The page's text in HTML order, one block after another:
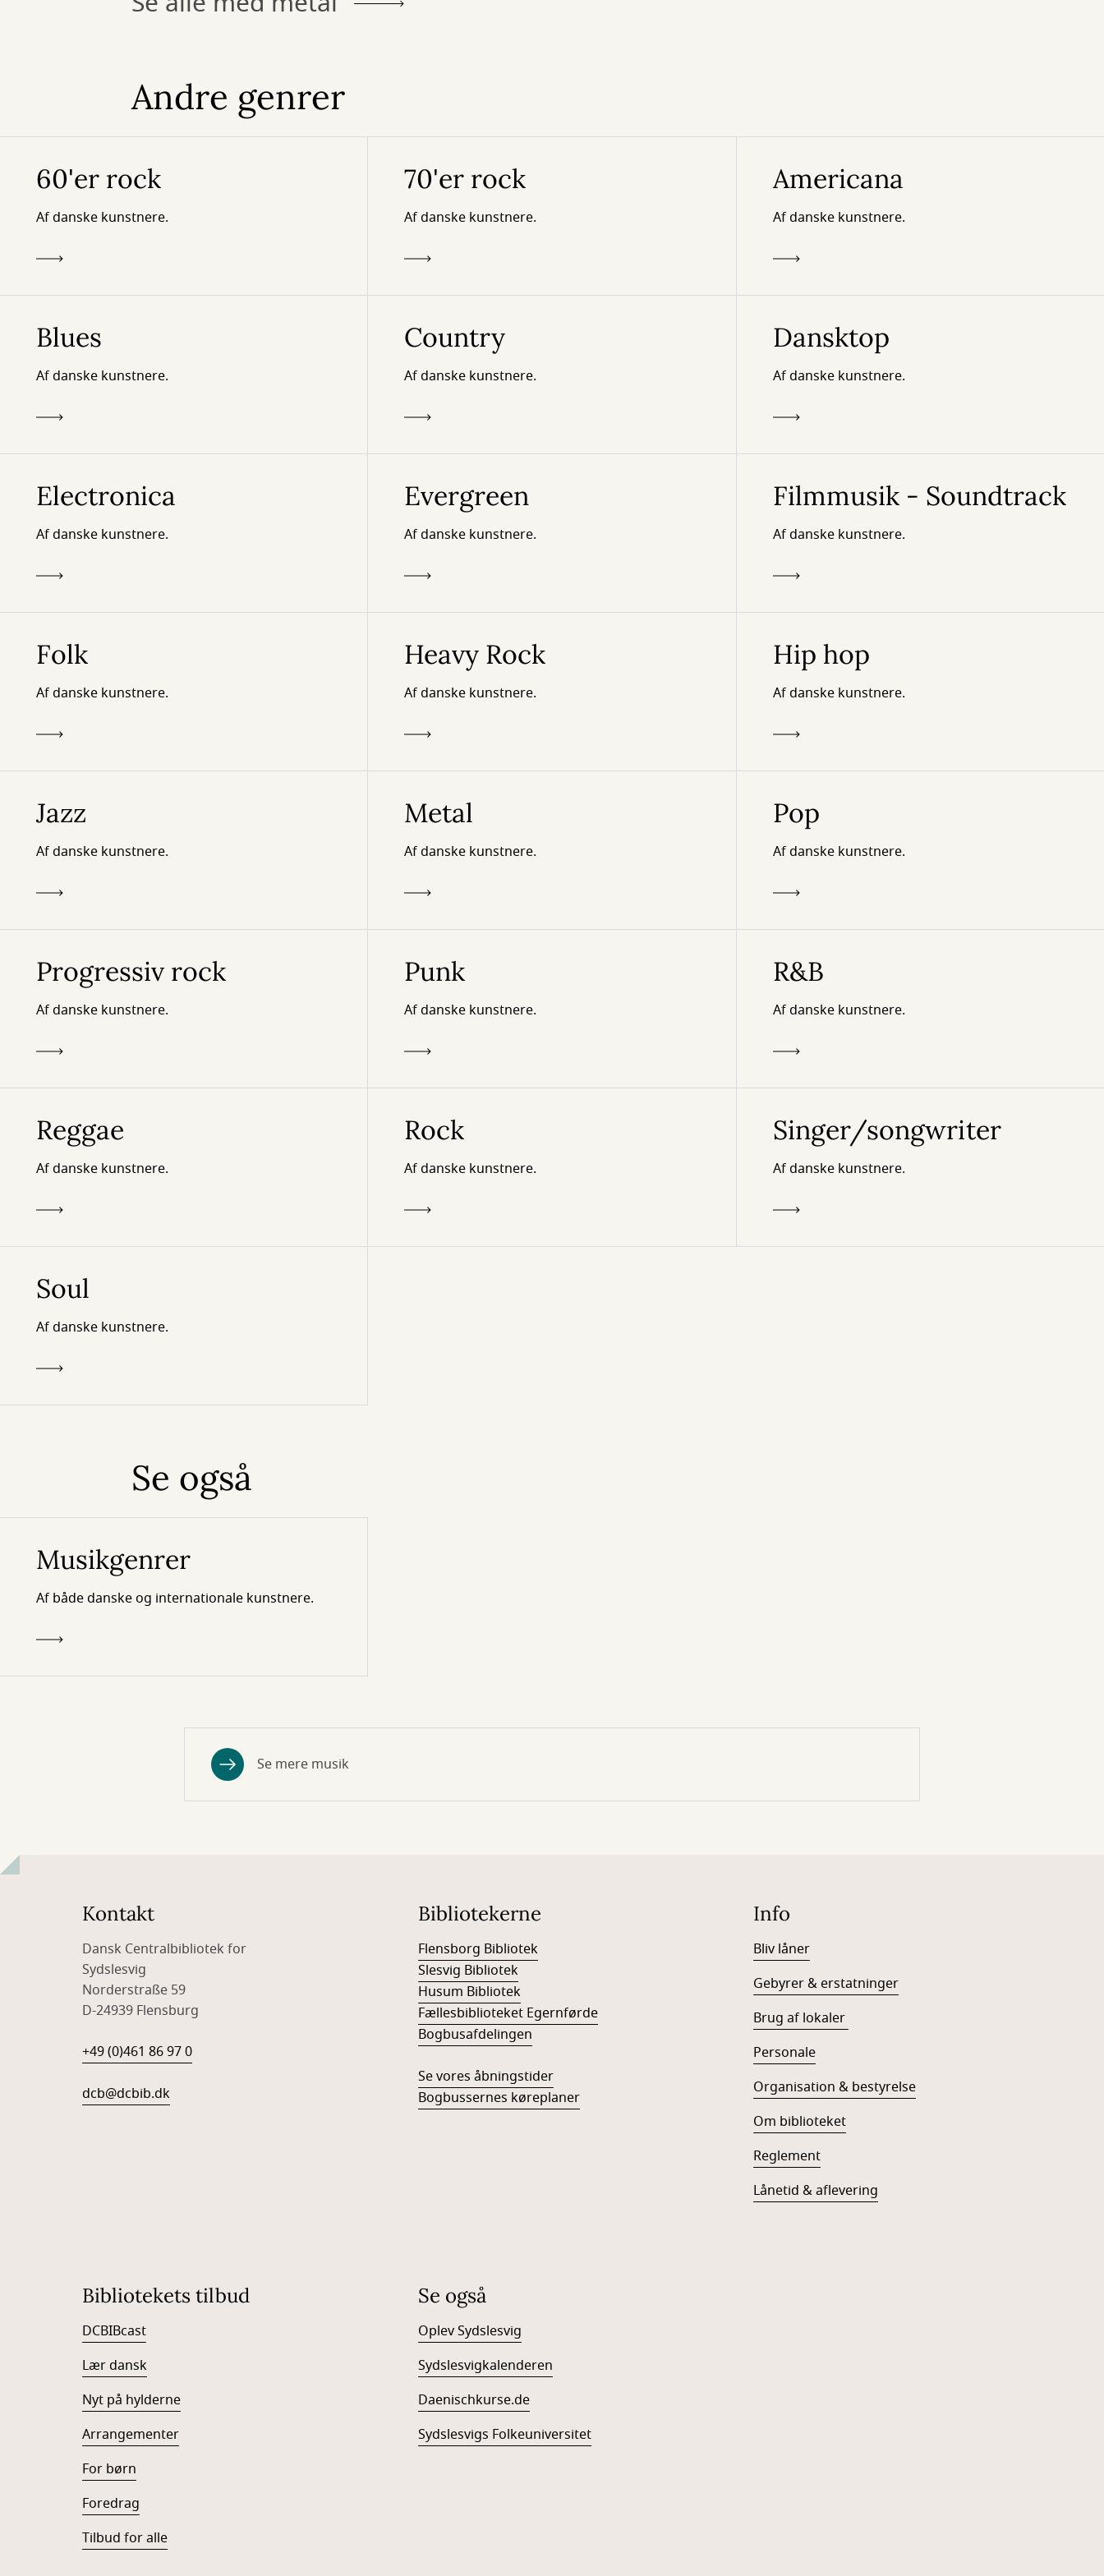
Andre genrer
60'er rock
Af danske kunstnere.
70'er rock
Af danske kunstnere.
Americana
Af danske kunstnere.
Blues
Af danske kunstnere.
Country
Af danske kunstnere.
Dansktop
Af danske kunstnere.
Electronica
Af danske kunstnere.
Evergreen
Af danske kunstnere.
Filmmusik - Soundtrack
Af danske kunstnere.
Folk
Af danske kunstnere.
Heavy Rock
Af danske kunstnere.
Hip hop
Af danske kunstnere.
Jazz
Af danske kunstnere.
Metal
Af danske kunstnere.
Pop
Af danske kunstnere.
Progressiv rock
Af danske kunstnere.
Punk
Af danske kunstnere.
R&B
Af danske kunstnere.
Reggae
Af danske kunstnere.
Rock
Af danske kunstnere.
Singer/songwriter
Af danske kunstnere.
Soul
Af danske kunstnere.
Se også
Musikgenrer
Af både danske og internationale kunstnere.
Se mere musik
Kontakt
Dansk Centralbibliotek for
Sydslesvig
Norderstraße 59
D-24939 Flensburg
+49 (0)461 86 97 0
dcb@dcbib.dk
Bibliotekerne
Flensborg Bibliotek
Slesvig Bibliotek
Husum Bibliotek
Fællesbiblioteket Egernførde
Bogbusafdelingen
Se vores åbningstider
Bogbussernes køreplaner
Info
Bliv låner
Gebyrer & erstatninger
Brug af lokaler
Personale
Organisation & bestyrelse
Om biblioteket
Reglement
Lånetid & aflevering
Bibliotekets tilbud
DCBIBcast
Lær dansk
Nyt på hylderne
Arrangementer
For børn
Foredrag
Tilbud for alle
Se også
Oplev Sydslesvig
Sydslesvigkalenderen
Daenischkurse.de
Sydslesvigs Folkeuniversitet